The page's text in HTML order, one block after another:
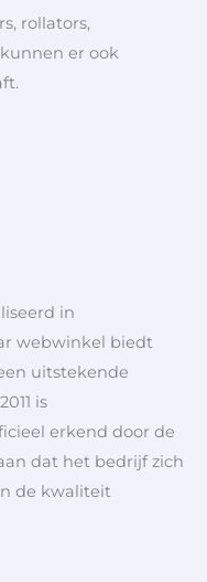
rollators,
er ook
in
webwinkel biedt
uitstekende
is
erkend door de
dat het bedrijf zich
de kwaliteit